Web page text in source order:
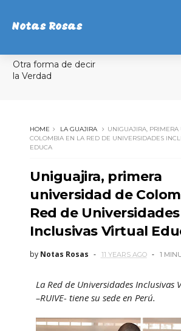
Notas Rosas
Otra forma de decir
la Verdad
HOME LA GUAJIRA
UNIGUAJIRA,
COLOMBIA EN LA RED DE UNIVERSIDADES
EDUCA
Uniguajira, primera
universidad de
Red de Universidades
Inclusivas Virtual
by Notas Rosas 11 YEARS AGO 1
La Red de Universidades Inclusivas
–RUIVE- tiene su sede en Perú.